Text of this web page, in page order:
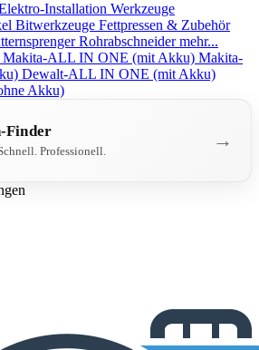
Installation Werkzeuge
Bitwerkzeuge Fettpressen & Zubehör
Rohrabschneider mehr...
Makita-ALL IN ONE (mit Akku) Makita-
Dewalt-ALL IN ONE (mit Akku)
Akku)
Finder
Professionell. →